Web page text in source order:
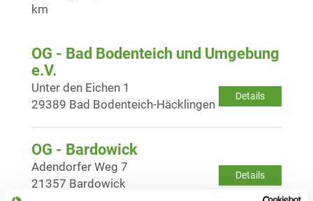
km
OG - Bad Bodenteich und Umgebung
e.V.
Details
Unter den Eichen 1
29389 Bad Bodenteich-Häcklingen
OG - Bardowick
Details
Adendorfer Weg 7
21357 Bardowick